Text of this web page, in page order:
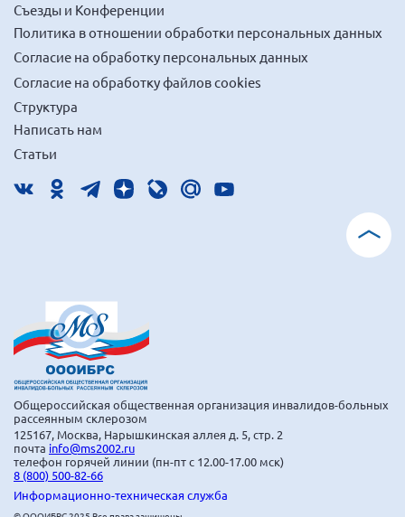
Липецкая область
Ленинградская область
Московская область
Мурманская область
Нижегородская область
Новгородская область
Пензенская область
Республика Башкортостан
Республика Бурятия
Республика Карелия
Республика Калмыкия
Республика Хакасия
Ростовская область
г. Санкт-Петербург
Съезды и Конференции
Политика в отношении обработки персональных данных
Согласие на обработку персональных данных
Согласие на обработку файлов cookies
Структура
Написать нам
Статьи
Общероссийская общественная организация инвалидов-больных
рассеянным склерозом
125167, Москва, Нарышкинская аллея д. 5, стр. 2
почта info@ms2002.ru
телефон горячей линии (пн-пт с 12.00-17.00 мск)
8 (800) 500-82-66
Информационно-техническая служба